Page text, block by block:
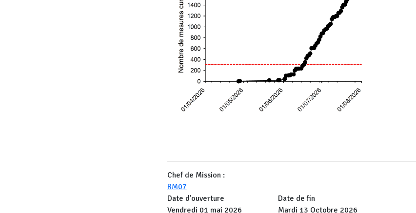
Chef de Mission :
RM07
Date d'ouverture
Vendredi 01 mai 2026
Date de fin
Mardi 13 Octobre 2026